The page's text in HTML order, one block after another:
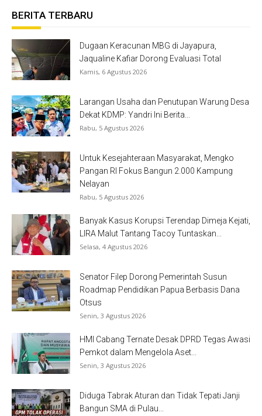
BERITA TERBARU
Dugaan Keracunan MBG di Jayapura,
Jaqualine Kafiar Dorong Evaluasi Total
Kamis, 6 Agustus 2026
Larangan Usaha dan Penutupan Warung Desa
Dekat KDMP: Yandri Ini Berita...
Rabu, 5 Agustus 2026
Untuk Kesejahteraan Masyarakat, Mengko
Pangan RI Fokus Bangun 2.000 Kampung
Nelayan
Rabu, 5 Agustus 2026
Banyak Kasus Korupsi Terendap Dimeja Kejati,
LIRA Malut Tantang Tacoy Tuntaskan...
Selasa, 4 Agustus 2026
Senator Filep Dorong Pemerintah Susun
Roadmap Pendidikan Papua Berbasis Dana
Otsus
Senin, 3 Agustus 2026
HMI Cabang Ternate Desak DPRD Tegas Awasi
Pemkot dalam Mengelola Aset...
Senin, 3 Agustus 2026
Diduga Tabrak Aturan dan Tidak Tepati Janji
Bangun SMA di Pulau...